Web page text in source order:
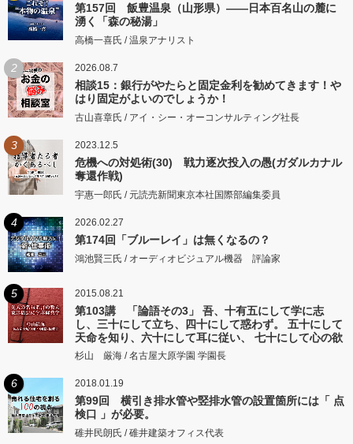
第157回 飯豊温泉（山形県）――日本百名山の麓に
湧く「森の秘湯」
高橋一喜氏 / 温泉アナリスト
2 2026.08.7
相談15：銀行がやたらと固定金利を勧めてきます！や
はり固定がよいのでしょうか！
古山喜章氏 / アイ・シー・オーコンサルティング社長
3 2023.12.5
危機への対処術(30) 戦力逐次投入の愚(ガダルカナル
奪還作戦)
宇惠一郎氏 / 元読売新聞東京本社国際部編集委員
4 2026.02.27
第174回「ブルーレイ」は無くなるの？
鴻池賢三氏 / オーディオビジュアル機器 評論家
5 2015.08.21
第103講 「論語その3」 吾、十有五にして学に志
し、三十にして立ち、四十にして惑わず。 五十にして
天命を知り、六十にして耳に従い、 七十にして心の欲
するところに従いて矩をこえず。
杉山 厳海 / 名古屋大原学園 学園長
6 2018.01.19
第99回 横引き排水管や竪排水管の設置箇所には「 点
検口 」が必要。
碓井民朗氏 / 碓井建築オフィス代表